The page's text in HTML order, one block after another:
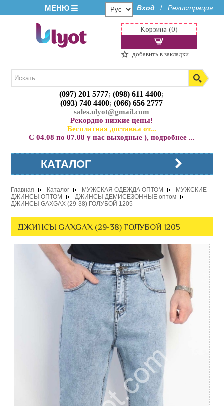
МЕНЮ Вход / Регистрация
(097) 201 5777;(098) 611 4400;
(093) 740 4400;(066) 656 2777
sales.ulyot@gmail.com
Рекордно низкие цены!
Бесплатная доставка от...
С 04.08 по 07.08 у нас выходные ), подробнее ...
Корзина (0)
добавить в закладки
КАТАЛОГ
Главная Каталог МУЖСКАЯ ОДЕЖДА ОПТОМ
МУЖСКИЕ
ДЖИНСЫ ОПТОМ
ДЖИНСЫ ДЕМИСЕЗОННЫЕ оптом
ДЖИНСЫ GAXGAX (29-38) ГОЛУБОЙ 1205
ДЖИНСЫ GAXGAX (29-38) ГОЛУБОЙ 1205